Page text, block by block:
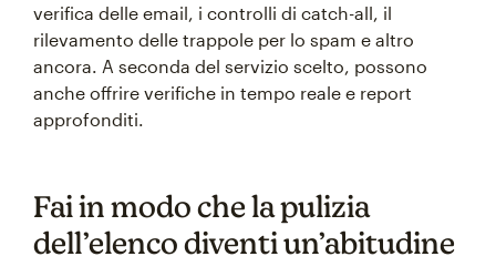
verifica delle email, i controlli di catch-all, il
rilevamento delle trappole per lo spam e altro
ancora. A seconda del servizio scelto, possono
anche offrire verifiche in tempo reale e report
approfonditi.
Fai in modo che la pulizia
dell’elenco diventi un’abitudine